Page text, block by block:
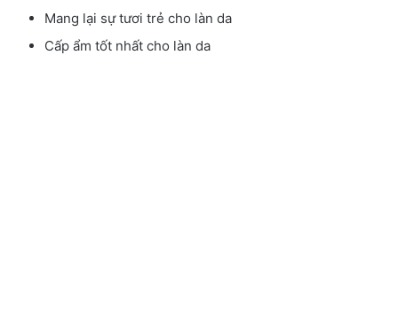
Mang lại sự tươi trẻ cho làn da
Cấp ẩm tốt nhất cho làn da